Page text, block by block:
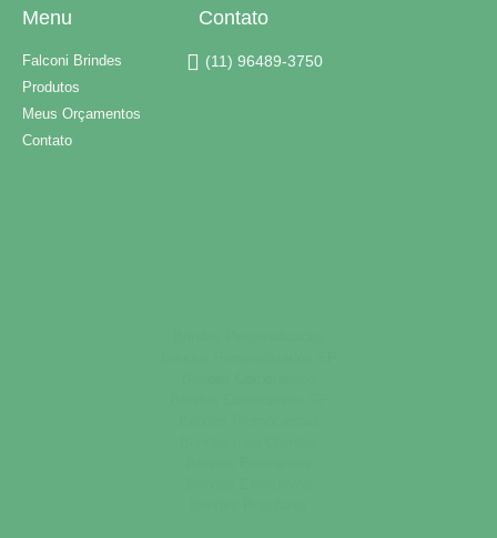
Menu
Falconi Brindes
Produtos
Meus Orçamentos
Contato
Contato
(11) 96489-3750